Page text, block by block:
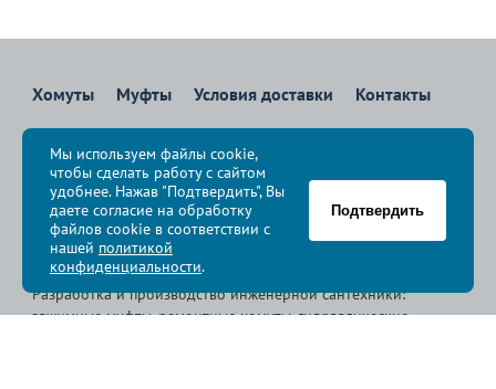
Хомуты Муфты Условия доставки Контакты
8 800 700-83-36
Звоните бесплатно с 08:00 до 17:00 по Москве
политика конфиденциальности
© Группа компаний « », 2009-2026
Разработка и производство инженерной сантехники:
зажимные муфты, ремонтные хомуты, гидравлические
Мы используем файлы cookie,
чтобы сделать работу с сайтом
удобнее. Нажав "Подтвердить", Вы
даете согласие на обработку
файлов cookie в соответствии с
нашей политикой
конфиденциальности.
Подтвердить